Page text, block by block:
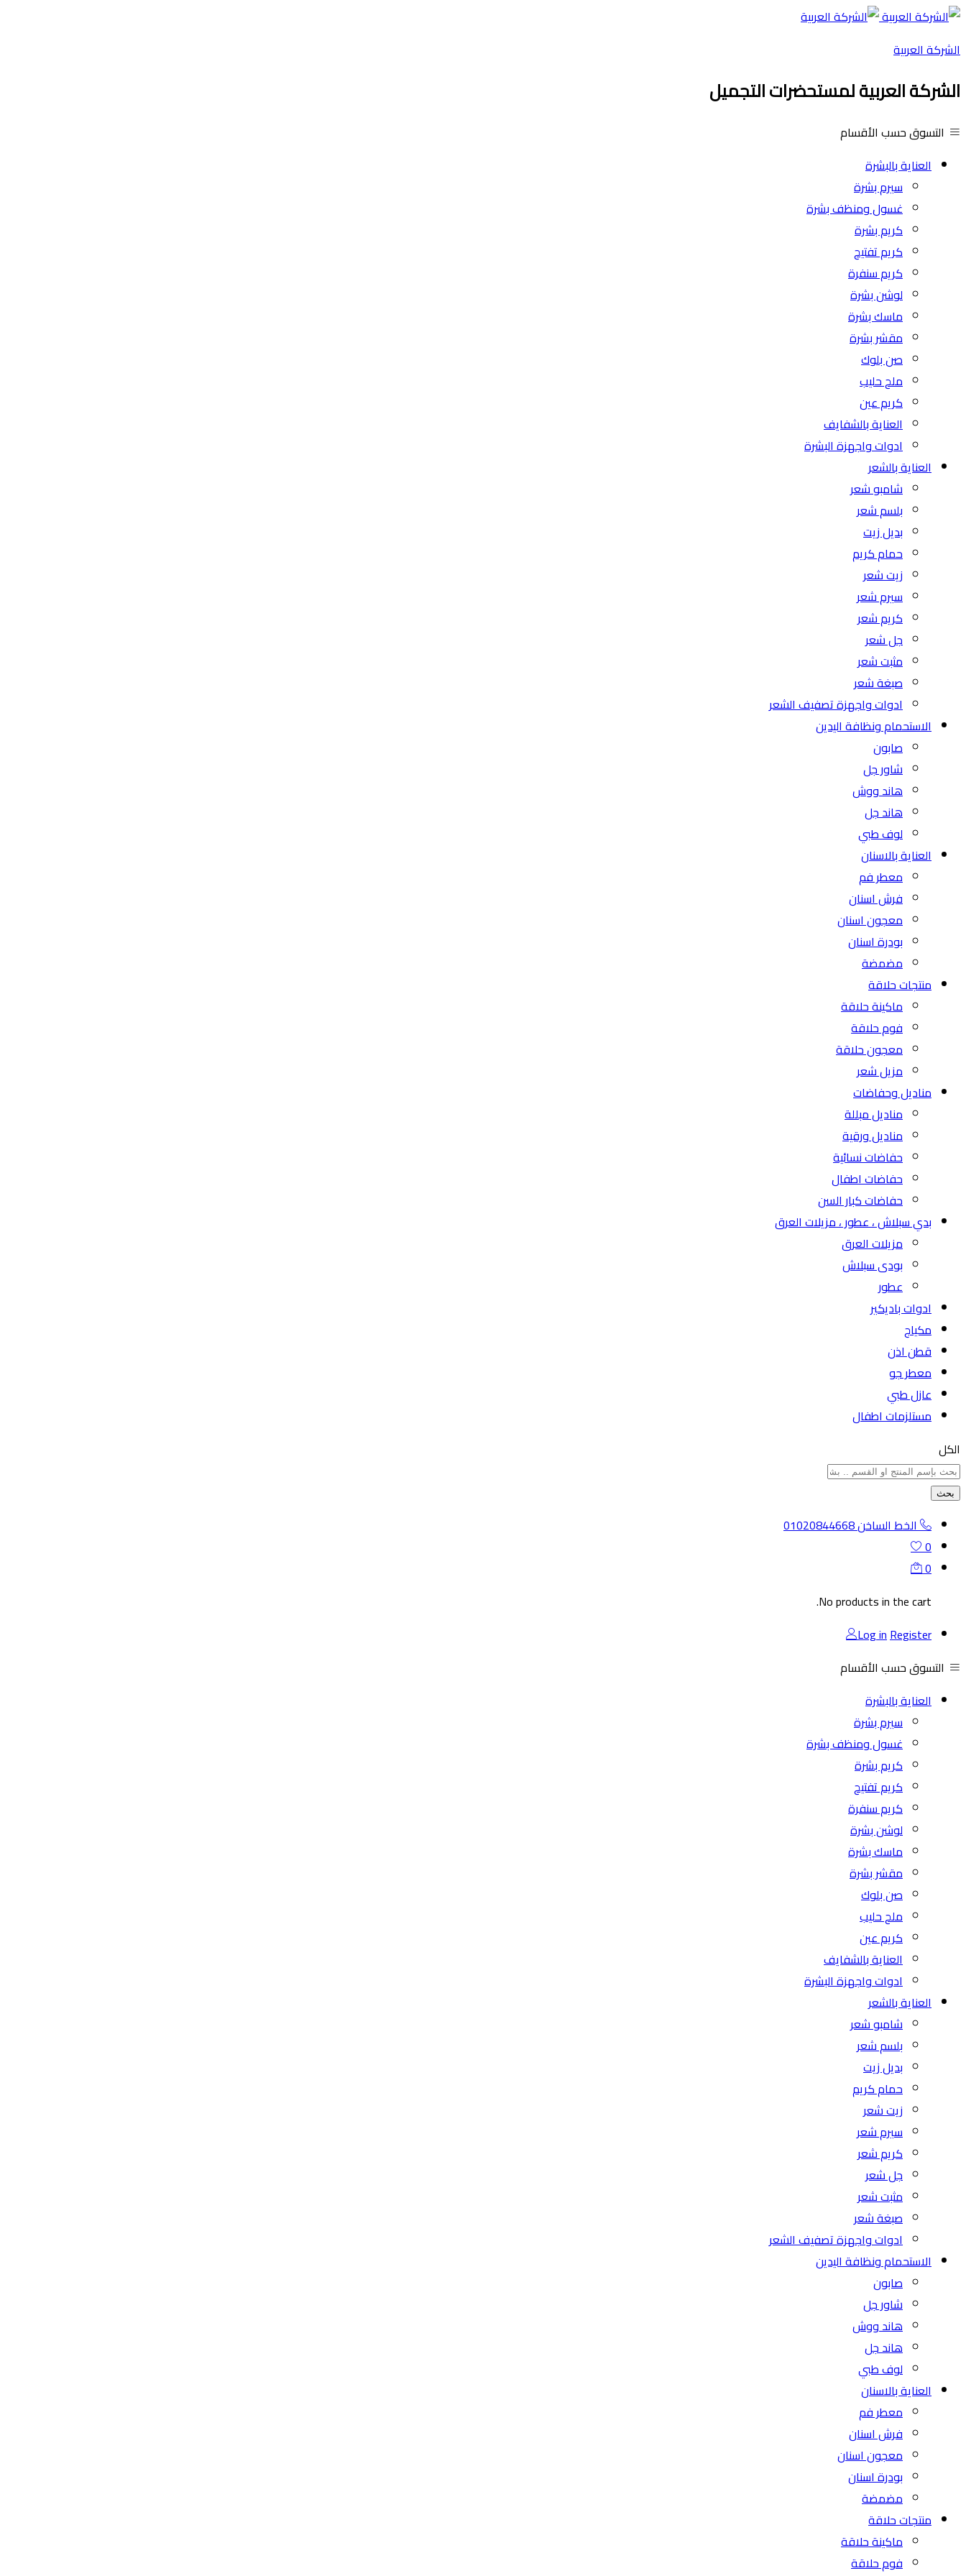
الشركة العربية
الشركة العربية لمستحضرات التجميل
التسوق حسب الأقسام
العناية بالبشرة
سيرم بشرة
غسول ومنظف بشرة
كريم بشرة
كريم تفتيح
كريم سنفرة
لوشن بشرة
ماسك بشرة
مقشر بشرة
صن بلوك
ملح حليب
كريم عين
العناية بالشفايف
ادوات واجهزة البشرة
العناية بالشعر
شامبو شعر
بلسم شعر
بديل زيت
حمام كريم
زيت شعر
سيرم شعر
كريم شعر
جل شعر
مثبت شعر
صبغة شعر
ادوات واجهزة تصفيف الشعر
الاستحمام ونظافة اليدين
صابون
شاور جل
هاند ووش
هاند جل
لوف طبي
العناية بالاسنان
معطر فم
فرش اسنان
معجون اسنان
بودرة اسنان
مضمضة
منتجات حلاقة
ماكينة حلاقة
فوم حلاقة
معجون حلاقة
مزيل شعر
مناديل وحفاضات
مناديل مبللة
مناديل ورقية
حفاضات نسائية
حفاضات اطفال
حفاضات كبار السن
بدي سبلاش ، عطور ، مزيلات العرق
مزيلات العرق
بودى سبلاش
عطور
ادوات باديكير
مكياج
قطن اذن
معطر جو
عازل طبي
مستلزمات اطفال
الكل
بحث
الخط الساخن01020844668
0
0
No products in the cart.
Log inRegister
التسوق حسب الأقسام
العناية بالبشرة
سيرم بشرة
غسول ومنظف بشرة
كريم بشرة
كريم تفتيح
كريم سنفرة
لوشن بشرة
ماسك بشرة
مقشر بشرة
صن بلوك
ملح حليب
كريم عين
العناية بالشفايف
ادوات واجهزة البشرة
العناية بالشعر
شامبو شعر
بلسم شعر
بديل زيت
حمام كريم
زيت شعر
سيرم شعر
كريم شعر
جل شعر
مثبت شعر
صبغة شعر
ادوات واجهزة تصفيف الشعر
الاستحمام ونظافة اليدين
صابون
شاور جل
هاند ووش
هاند جل
لوف طبي
العناية بالاسنان
معطر فم
فرش اسنان
معجون اسنان
بودرة اسنان
مضمضة
منتجات حلاقة
ماكينة حلاقة
فوم حلاقة